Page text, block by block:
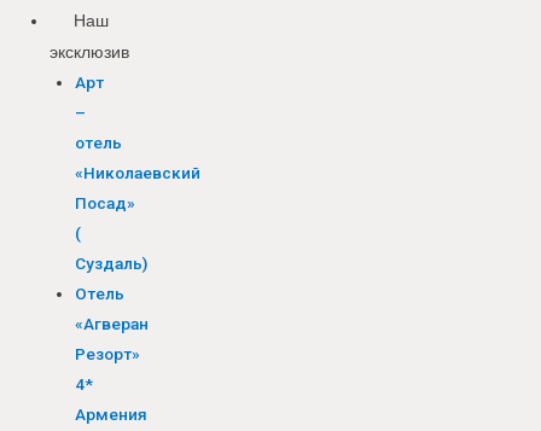
Наш
эксклюзив
Арт
–
отель
«Николаевский
Посад»
(
Суздаль)
Отель
«Агверан
Резорт»
4*
Армения